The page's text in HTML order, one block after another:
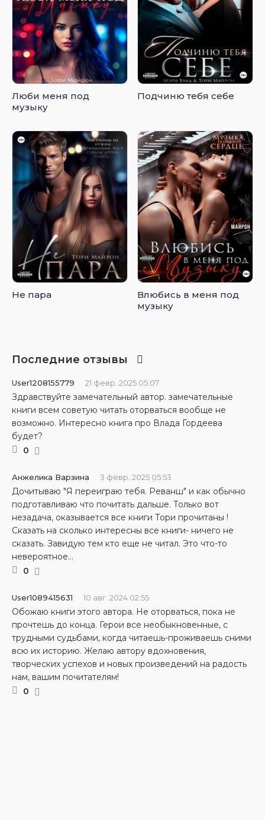
Люби меня под
музыку
Подчиню тебя себе
Не пара
Влюбись в меня под
музыку
Последние отзывы
User1208155779 21 февр. 2025 05:07
Здравствуйте замечательный автор. замечательные
книги всем советую читать оторваться вообще не
возможно. Интересно книга про Влада Гордеева
будет?
0
Анжелика Варзина 3 февр. 2025 05:53
Дочитываю "Я переиграю тебя. Реванш" и как обычно
подготавливаю что почитать дальше. Только вот
незадача, оказывается все книги Тори прочитаны !
Сказать на сколько интересны все книги- ничего не
сказать. Завидую тем кто еще не читал. Это что-то
невероятное...
0
User1089415631 10 авг. 2024 02:55
Обожаю книги этого автора. Не оторваться, пока не
прочтешь до конца. Герои все необыкновенные, с
трудными судьбами, когда читаешь-проживаешь сними
всю их историю. Желаю автору вдохновения,
творческих успехов и новых произведений на радость
нам, вашим почитателям!
0